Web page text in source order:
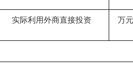
实际利用外商直接投资 万元